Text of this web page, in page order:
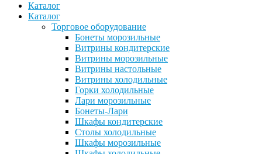
Каталог
Каталог
Торговое оборудование
Бонеты морозильные
Витрины кондитерские
Витрины морозильные
Витрины настольные
Витрины холодильные
Горки холодильные
Лари морозильные
Бонеты-Лари
Шкафы кондитерские
Столы холодильные
Шкафы морозильные